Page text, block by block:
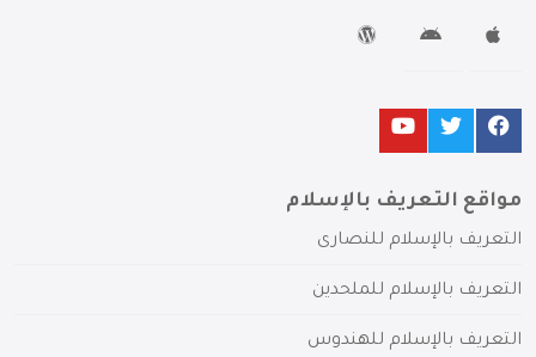
مواقع التعريف بالإسلام
التعريف بالإسلام للنصارى
التعريف بالإسلام للملحدين
التعريف بالإسلام للهندوس